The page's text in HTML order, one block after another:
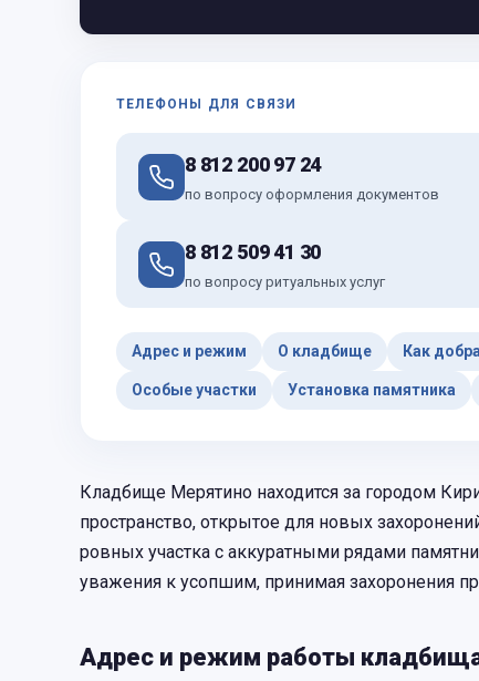
ТЕЛЕФОНЫ ДЛЯ СВЯЗИ
8 812 200 97 24
по вопросу оформления документов
8 812 509 41 30
по вопросу ритуальных услуг
Адрес и режим О кладбище Как
Особые участки Установка памятника
Кладбище Мерятино находится за городом
пространство, открытое для новых
ровных участка с аккуратными рядами
уважения к усопшим, принимая захоронения
Адрес и режим работы